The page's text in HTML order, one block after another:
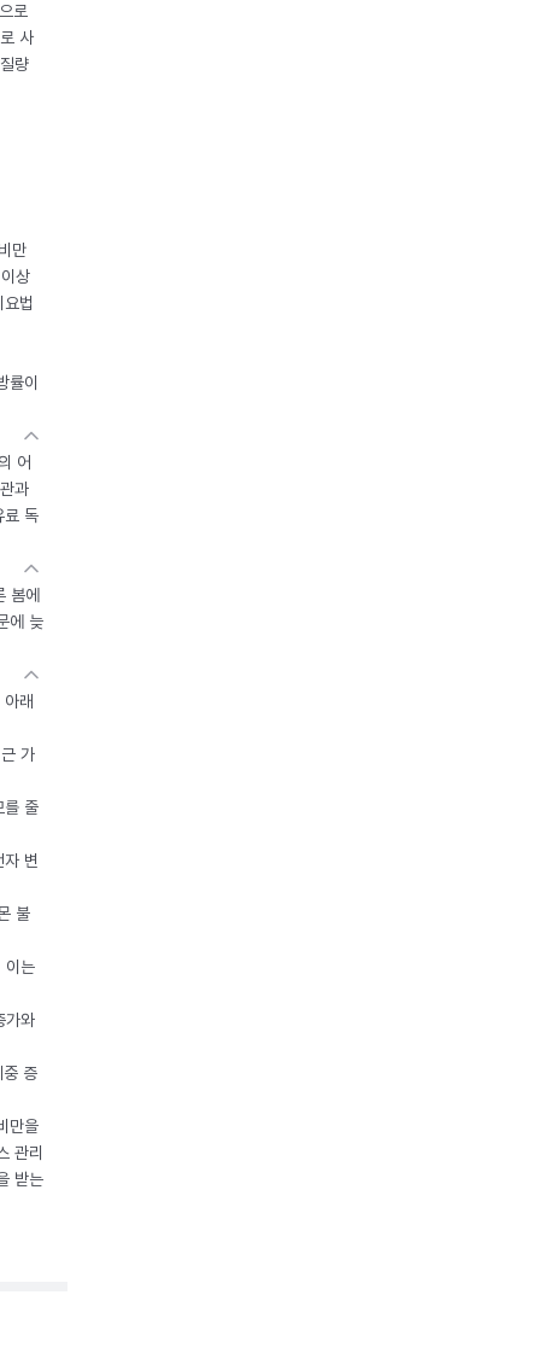
로
사
량
만
상
법
률이
어
과
료 독
봄에
에 늦
래
가
를 줄
변
불
이는
가와
중 증
만을
관리
받는